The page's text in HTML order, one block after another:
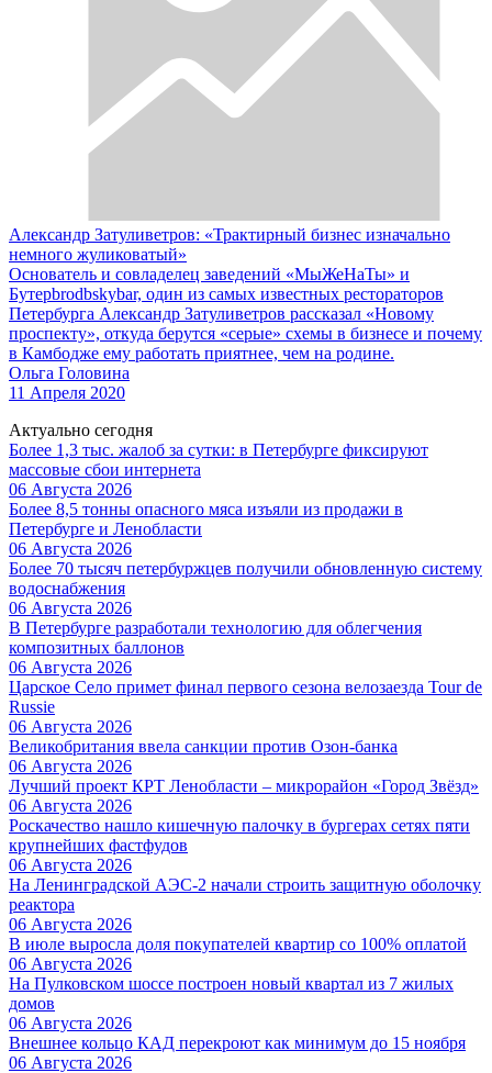
Александр Затуливетров: «Трактирный бизнес изначально
немного жуликоватый»
Основатель и совладелец заведений «МыЖеНаТы» и
Бутерbrodbskybar, один из самых известных рестораторов
Петербурга Александр Затуливетров рассказал «Новому
проспекту», откуда берутся «серые» схемы в бизнесе и почему
в Камбодже ему работать приятнее, чем на родине.
Ольга Головина
11 Апреля 2020
Актуально сегодня
Более 1,3 тыс. жалоб за сутки: в Петербурге фиксируют
массовые сбои интернета
06 Августа 2026
Более 8,5 тонны опасного мяса изъяли из продажи в
Петербурге и Ленобласти
06 Августа 2026
Более 70 тысяч петербуржцев получили обновленную систему
водоснабжения
06 Августа 2026
В Петербурге разработали технологию для облегчения
композитных баллонов
06 Августа 2026
Царское Село примет финал первого сезона велозаезда Tour de
Russie
06 Августа 2026
Великобритания ввела санкции против Озон-банка
06 Августа 2026
Лучший проект КРТ Ленобласти – микрорайон «Город Звёзд»
06 Августа 2026
Роскачество нашло кишечную палочку в бургерах сетях пяти
крупнейших фастфудов
06 Августа 2026
На Ленинградской АЭС-2 начали строить защитную оболочку
реактора
06 Августа 2026
В июле выросла доля покупателей квартир со 100% оплатой
06 Августа 2026
На Пулковском шоссе построен новый квартал из 7 жилых
домов
06 Августа 2026
Внешнее кольцо КАД перекроют как минимум до 15 ноября
06 Августа 2026